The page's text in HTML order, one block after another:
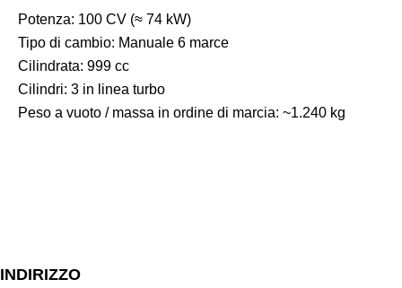
Potenza: 100 CV (≈ 74 kW)
Tipo di cambio: Manuale 6 marce
Cilindrata: 999 cc
Cilindri: 3 in linea turbo
Peso a vuoto / massa in ordine di marcia: ~1.240 kg
INDIRIZZO